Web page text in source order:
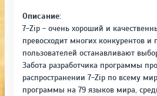
Описание:
7-Zip - очень хороший и
превосходит многих конкурентов и
пользователей останавливают
Забота разработчика программы
распространении 7-Zip по всему
программы на 79 языков мира,